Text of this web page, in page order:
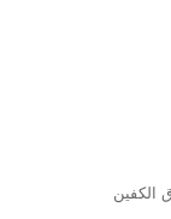
الكفين